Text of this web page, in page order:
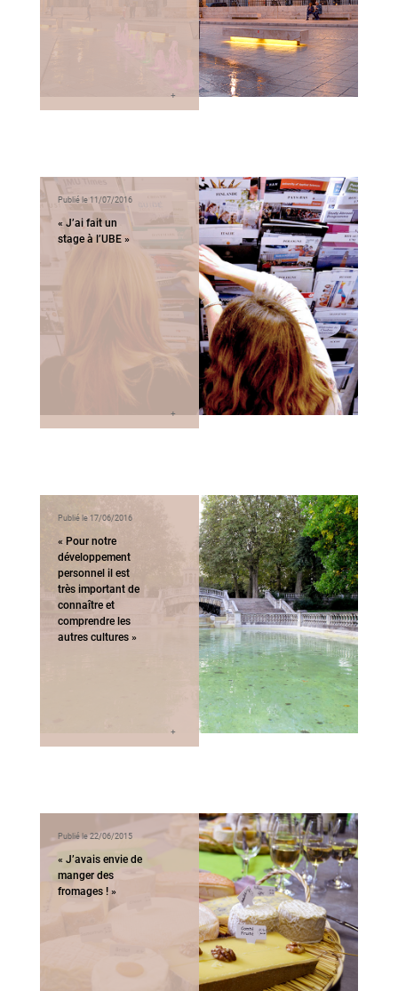
Publié le 11/07/2016
« J’ai fait un
stage à l’UBE »
Publié le 17/06/2016
« Pour notre
développement
personnel il est
très important de
connaître et
comprendre les
autres cultures »
Publié le 22/06/2015
« J’avais envie de
manger des
fromages ! »